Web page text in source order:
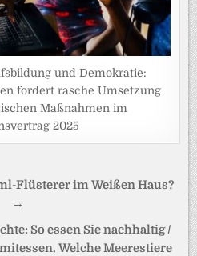
und Demokratie:
fordert rasche Umsetzung
Maßnahmen im
2025
Flüsterer im Weißen Haus?
→
So essen Sie nachhaltig /
Welche Meerestiere